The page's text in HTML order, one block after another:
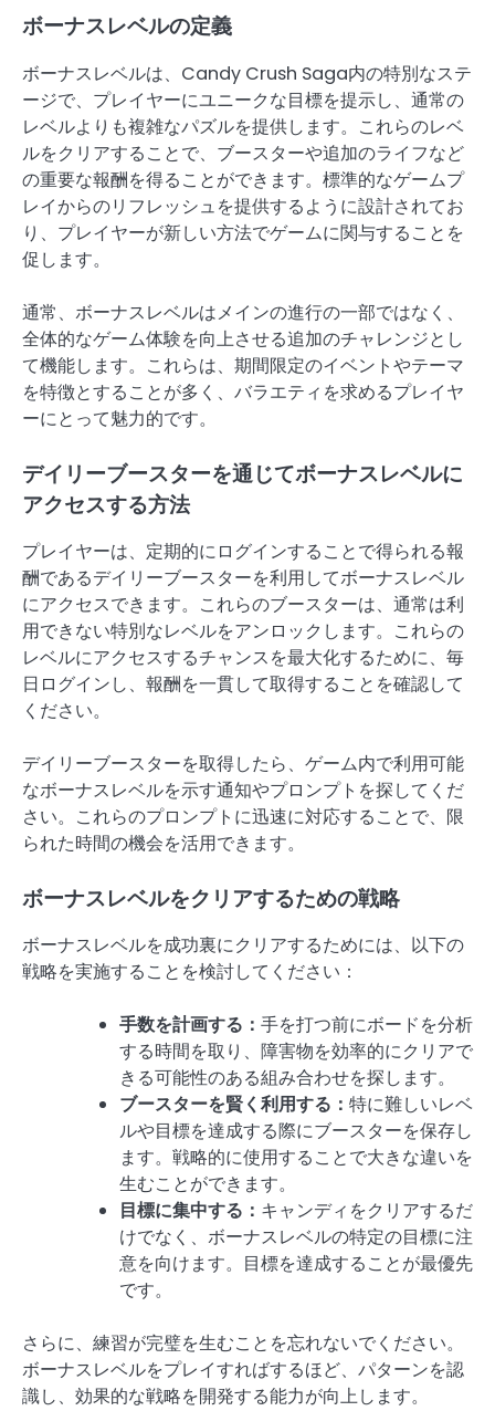
ボーナスレベルの定義
ボーナスレベルは、Candy Crush Saga内の特別なステ
ージで、プレイヤーにユニークな目標を提示し、通常の
レベルよりも複雑なパズルを提供します。これらのレベ
ルをクリアすることで、ブースターや追加のライフなど
の重要な報酬を得ることができます。標準的なゲームプ
レイからのリフレッシュを提供するように設計されてお
り、プレイヤーが新しい方法でゲームに関与することを
促します。
通常、ボーナスレベルはメインの進行の一部ではなく、
全体的なゲーム体験を向上させる追加のチャレンジとし
て機能します。これらは、期間限定のイベントやテーマ
を特徴とすることが多く、バラエティを求めるプレイヤ
ーにとって魅力的です。
デイリーブースターを通じてボーナスレベルに
アクセスする方法
プレイヤーは、定期的にログインすることで得られる報
酬であるデイリーブースターを利用してボーナスレベル
にアクセスできます。これらのブースターは、通常は利
用できない特別なレベルをアンロックします。これらの
レベルにアクセスするチャンスを最大化するために、毎
日ログインし、報酬を一貫して取得することを確認して
ください。
デイリーブースターを取得したら、ゲーム内で利用可能
なボーナスレベルを示す通知やプロンプトを探してくだ
さい。これらのプロンプトに迅速に対応することで、限
られた時間の機会を活用できます。
ボーナスレベルをクリアするための戦略
ボーナスレベルを成功裏にクリアするためには、以下の
戦略を実施することを検討してください：
手数を計画する： 手を打つ前にボードを分析
する時間を取り、障害物を効率的にクリアで
きる可能性のある組み合わせを探します。
ブースターを賢く利用する： 特に難しいレベ
ルや目標を達成する際にブースターを保存し
ます。戦略的に使用することで大きな違いを
生むことができます。
目標に集中する： キャンディをクリアするだ
けでなく、ボーナスレベルの特定の目標に注
意を向けます。目標を達成することが最優先
です。
さらに、練習が完璧を生むことを忘れないでください。
ボーナスレベルをプレイすればするほど、パターンを認
識し、効果的な戦略を開発する能力が向上します。